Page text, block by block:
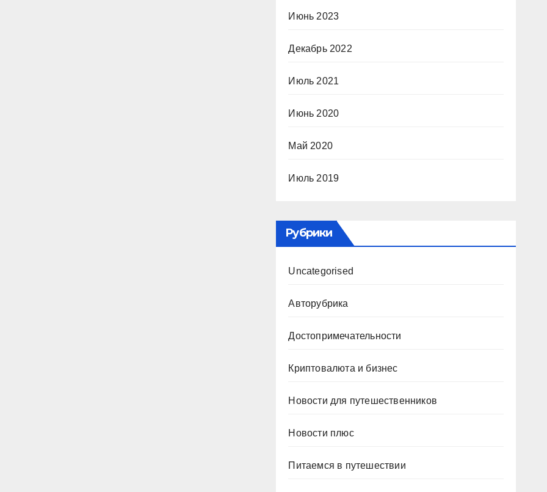
Июнь 2023
Декабрь 2022
Июль 2021
Июнь 2020
Май 2020
Июль 2019
Рубрики
Uncategorised
Авторубрика
Достопримечательности
Криптовалюта и бизнес
Новости для путешественников
Новости плюс
Питаемся в путешествии